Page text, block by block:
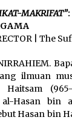
Latih
ago
MAKRIFAT”
| The
ilmuan
Hasan bin
Hasan bin